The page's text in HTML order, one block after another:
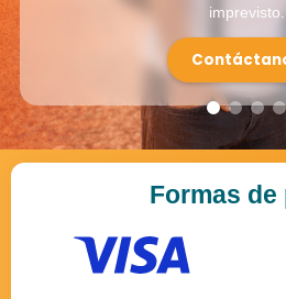
imprevisto.
Formas de